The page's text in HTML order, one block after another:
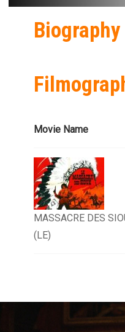
Biography
Movie Name
MASSACRE DES
(LE)